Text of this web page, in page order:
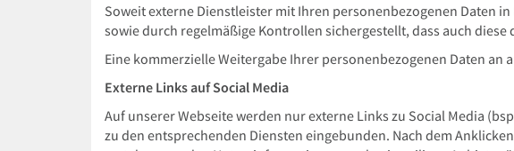
Soweit externe Dienstleister mit Ihren personenbezogenen Daten
sowie durch regelmäßige Kontrollen sichergestellt, dass auch
Eine kommerzielle Weitergabe Ihrer personenbezogenen Daten an
Externe Links auf Social Media
Auf unserer Webseite werden nur externe Links zu Social Media
zu den entsprechenden Diensten eingebunden. Nach dem